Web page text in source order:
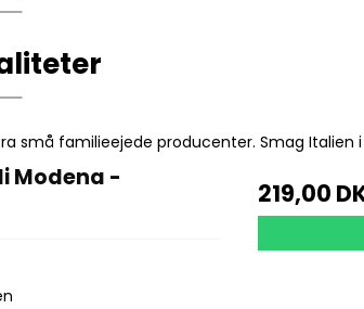
små familieejede producenter. Smag
Modena -
219,00